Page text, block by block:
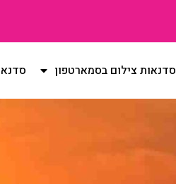
סדנאות צילום בסמארטפון